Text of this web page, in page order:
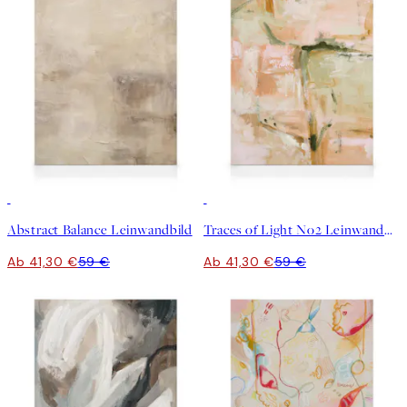
Abstract Balance Leinwandbild
Ab 41,30 €59 €
Traces of Light No2 Leinwandbild
Ab 41,30 €59 €